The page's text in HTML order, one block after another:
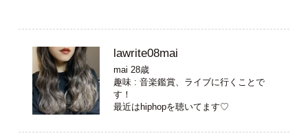
lawrite08mai
mai 28歳
趣味 : 音楽鑑賞、ライブに行くことで
す！
最近はhiphopを聴いてます♡